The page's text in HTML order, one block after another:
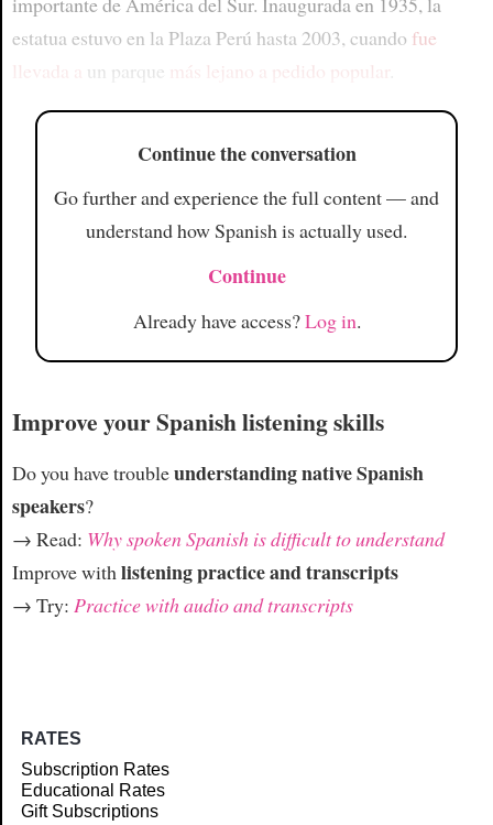
estatua estuvo en la Plaza Perú hasta 2003, cuando fue
llevada a
un parque más lejano a pedido popular
Continue the conversation
Go further and experience the full content — and
understand how Spanish is actually used.
Continue
Already have access?Log in.
Improve your Spanish listening skills
Do you have troubleunderstanding native Spanish
speakers?
→ Read: Why spoken Spanish is difficult to understand
Improve withlistening practice and transcripts
→ Try: Practice with audio and transcripts
RATES
Subscription Rates
Educational Rates
Gift Subscriptions